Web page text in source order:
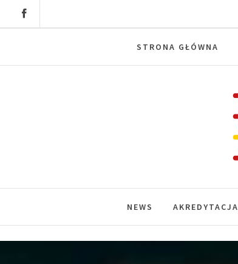
STRONA GŁÓWNA
NEWS AKREDYTACJA